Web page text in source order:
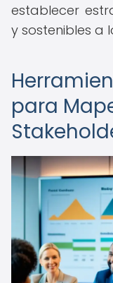
establecer
y sostenibles a
para